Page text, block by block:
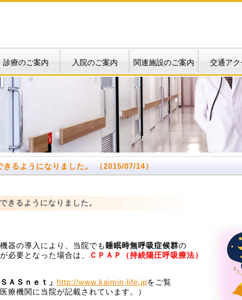
診療のご案内 入院のご案内 関連施設のご案内 交通アク
るようになりました。 （2015/07/14）
きるようになりました。
器の導入により、当院でも 睡眠時無呼吸症候群の
必要となった場合は、
ＣＰＡＰ（持続陽圧呼吸療法）
ＳＡＳｎｅｔ」 http://www.kaimin-life.jpをご覧
療機関に当院が記載されています。）